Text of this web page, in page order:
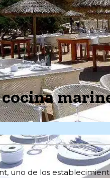
uno de los